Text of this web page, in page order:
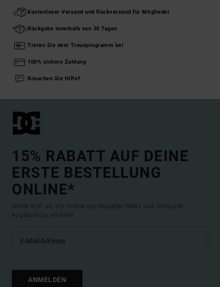
Kostenloser Versand und Rückversand für Mitglieder
Rückgabe innerhalb von 30 Tagen
Treten Sie dem Treueprogramm bei
100% sichere Zahlung
Brauchen Sie Hilfe?
15% RABATT AUF DEINE
ERSTE BESTELLUNG
ONLINE*
Melde dich an, um immer die neuesten News und exklusive
Angebote zu erhalten.
ANMELDEN